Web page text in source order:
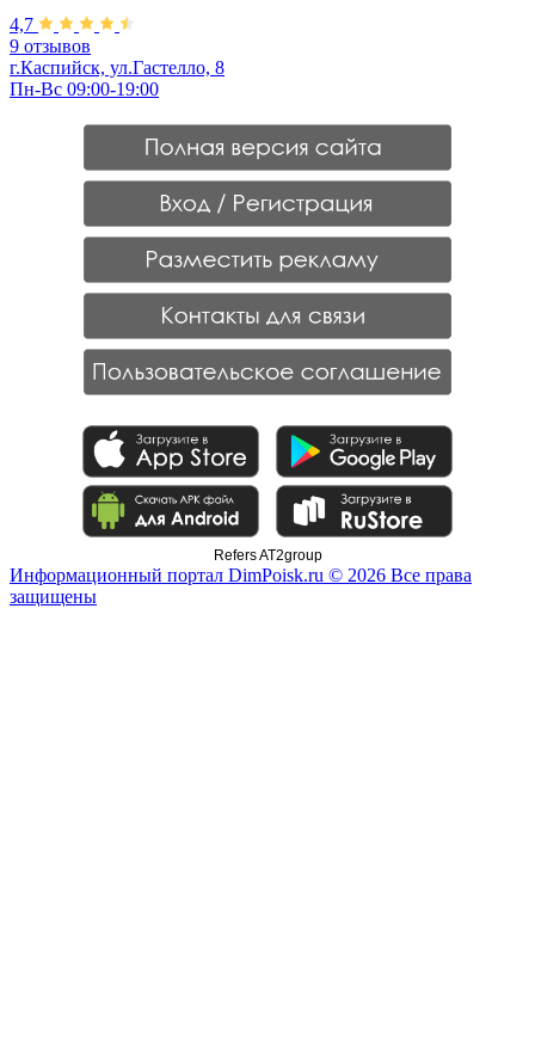
4,7
9 отзывов
г.Каспийск, ул.Гастелло, 8
Пн-Вс 09:00-19:00
Refers AT2group
Информационный портал DimPoisk.ru © 2026 Все права
защищены